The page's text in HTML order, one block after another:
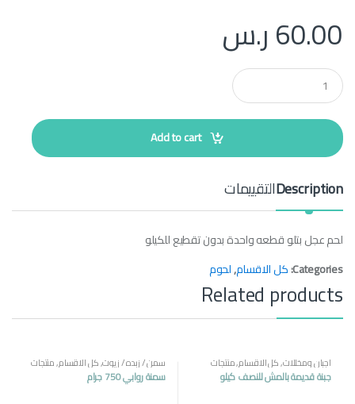
60.00ر.س
Q
u
a
t
i
Add to cart
Descriptionالتقييمات
لحم عجل بتلو قطعه واحدة بدون تقطيع للكيلو
Categories: كل الاقسام,لحوم
Related products
اجبان ومخللات,كل الاقسام,منتجات
مصرية
جبنة قديمة بالمش للنصف كيلو
سمن / زبده / زيوت,كل الاقسام,منتجات
مصرية
سمنة روابي 750 جرام